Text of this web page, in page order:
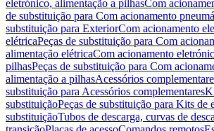
eletrónico, alimentação a pilhasCom
de substituição para Com acionamento
substituição para ExteriorCom acionamento
elétricaPeças de substituição para Com
alimentação elétricaCom acionamento
pilhasPeças de substituição para Com
alimentação a pilhasAcessórios
substituição para Acessórios complementares
substituiçãoPeças de substituição para Kits de
substituiçãoTubos de descarga, curvas de